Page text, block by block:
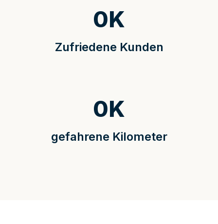
Zufriedene Kunden
0K
gefahrene Kilometer
0K